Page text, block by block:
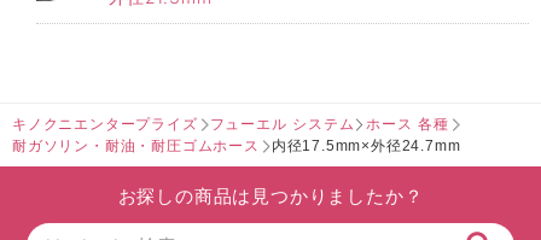
キノクニエンタープライズ フューエル システム
ホース 各種
耐ガソリン・耐油・耐圧ゴムホース
内径17.5mm×外径24.7mm
お探しの商品は見つかりましたか？